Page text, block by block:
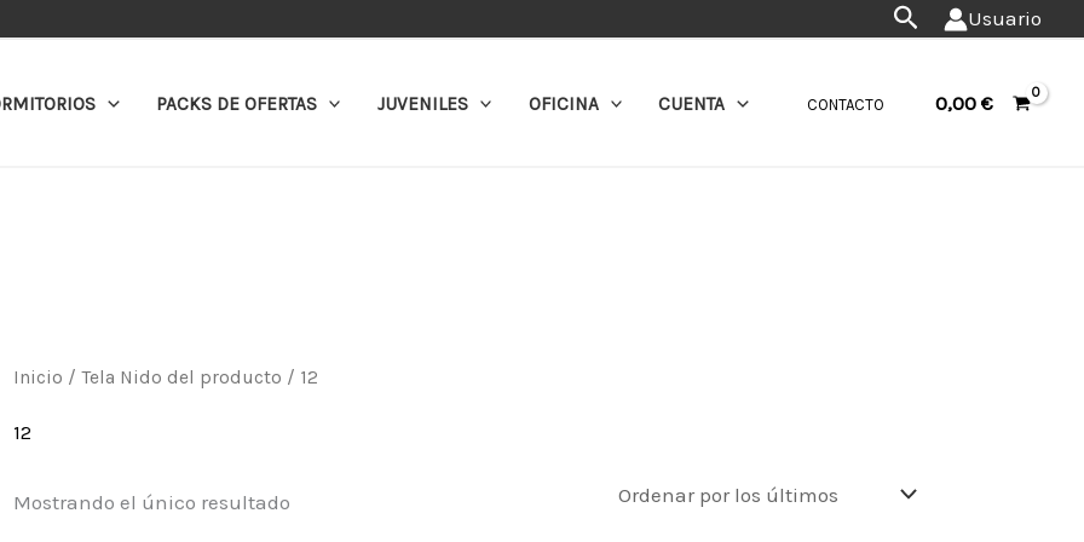
BuscarUsuario
PACKS DE OFERTAS JUVENILES OFICINA CUENTA CONTACTO 0,00 €
Inicio / Tela Nido del producto / 12
12
Mostrando el único resultado